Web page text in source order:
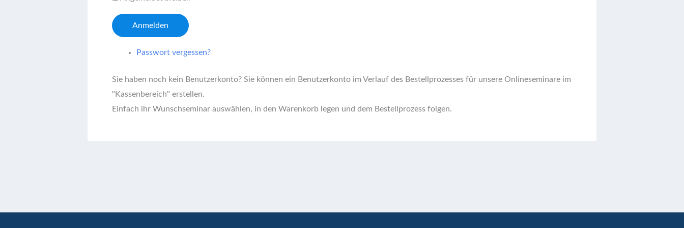
Anmelden
Passwort vergessen?
Sie haben noch kein Benutzerkonto? Sie können ein Benutzerkonto im Verlauf des Bestellprozesses für unsere Onlineseminare im
"Kassenbereich" erstellen.
Einfach ihr Wunschseminar auswählen, in den Warenkorb legen und dem Bestellprozess folgen.